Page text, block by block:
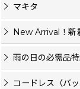
マキタ
New Arrival！新
雨の日の必需品
コードレス（バ